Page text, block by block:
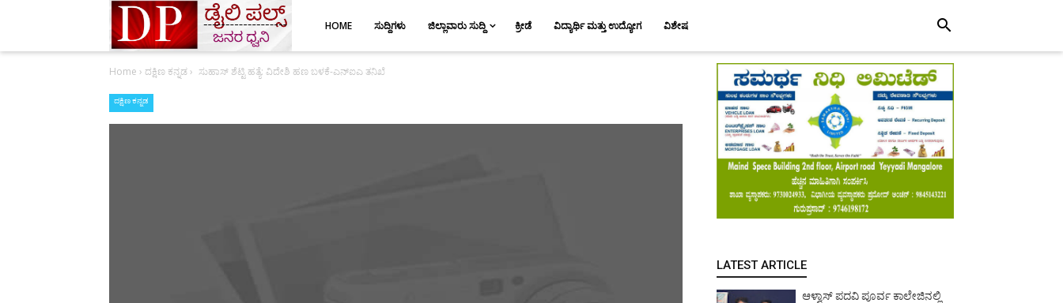
HOME ಸುದ್ದಿಗಳು ಜಿಲ್ಲಾವಾರು ಸುದ್ದಿ ಕ್ರೀಡೆ ವಿದ್ಯಾರ್ಥಿ ಮತ್ತು ಉದ್ಯೋಗ ವಿಶೇಷ search
Home › ದಕ್ಷಿಣ ಕನ್ನಡ› ಸುಹಾಸ್ ಶೆಟ್ಟಿ ಹತ್ಯೆ: ವಿದೇಶಿ ಹಣ ಬಳಕೆ-ಎನ್‌ಐಎ ತನಿಖೆ
ದಕ್ಷಿಣ ಕನ್ನಡ
LATEST ARTICLE
ಆಳ್ವಾಸ್ ಪದವಿ ಪೂರ್ವ ಕಾಲೇಜಿನಲ್ಲಿ